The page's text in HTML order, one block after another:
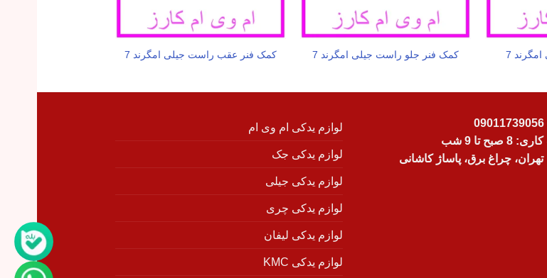
7 کمک فنر جلو راست جیلی امگرند 7 کمک فنر عقب راست جیلی امگرند 7
09011739056
تا 9 شب
چراغ برق، پاساژ کاشانی
لوازم یدکی ام وی ام
لوازم یدکی جک
لوازم یدکی جیلی
لوازم یدکی چری
لوازم یدکی لیفان
لوازم یدکی KMC